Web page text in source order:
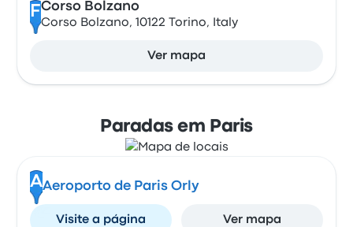
FCorso Bolzano
Corso Bolzano, 10122 Torino, Italy
Ver mapa
Paradas em Paris
AAeroporto de Paris Orly
Visite a página Ver mapa